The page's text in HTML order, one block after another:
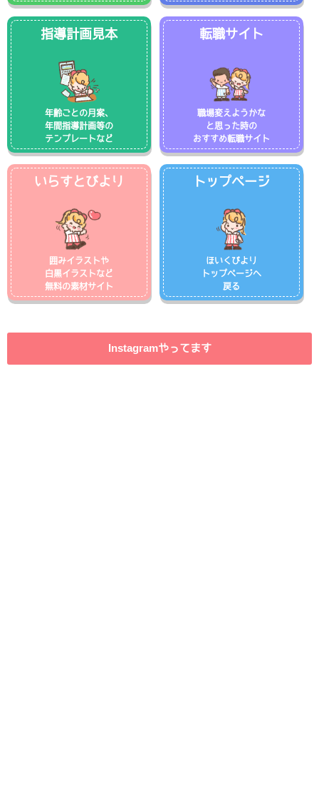
指導計画見本
年齢ごとの月案、
年間指導計画等の
テンプレートなど
転職サイト
職場変えようかな
と思った時の
おすすめ転職サイト
いらすとびより
囲みイラストや
白黒イラストなど
無料の素材サイト
トップページ
ほいくびより
トップページへ
戻る
Instagramやってます